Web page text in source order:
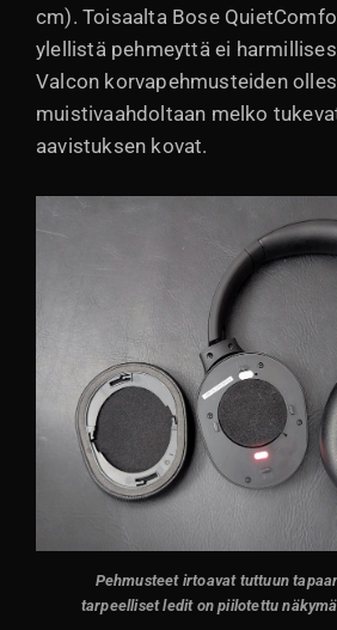
cm). Toisaalta Bose
ylellistä pehmeyttä ei
Valcon korvapehmusteiden
muistivaahdoltaan melko
aavistuksen kovat.
Pehmusteet irtoavat tuttuun
tarpeelliset ledit on piilotettu